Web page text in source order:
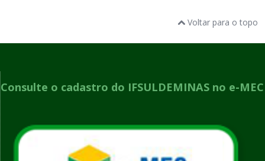
Voltar para o topo
Consulte o cadastro do IFSULDEMINAS no e-MEC